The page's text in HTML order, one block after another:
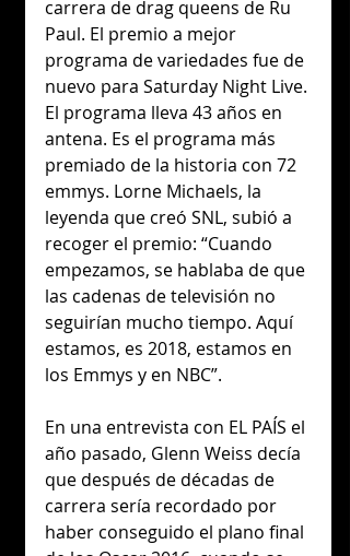
carrera de drag queens de Ru
Paul. El premio a mejor
programa de variedades fue de
nuevo para Saturday Night Live.
El programa lleva 43 años en
antena. Es el programa más
premiado de la historia con 72
emmys. Lorne Michaels, la
leyenda que creó SNL, subió a
recoger el premio: “Cuando
empezamos, se hablaba de que
las cadenas de televisión no
seguirían mucho tiempo. Aquí
estamos, es 2018, estamos en
los Emmys y en NBC”.
En una entrevista con EL PAÍS el
año pasado, Glenn Weiss decía
que después de décadas de
carrera sería recordado por
haber conseguido el plano final